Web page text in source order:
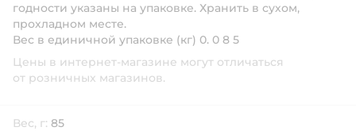
годности указаны на упаковке. Хранить в сухом,
прохладном месте.
Вес в единичной упаковке (кг) 0. 0 8 5
Цены в интернет-магазине могут отличаться
от розничных магазинов.
Вес, г: 85